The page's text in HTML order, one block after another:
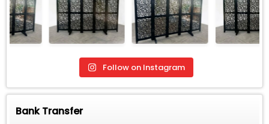
Follow on Instagram
Bank Transfer